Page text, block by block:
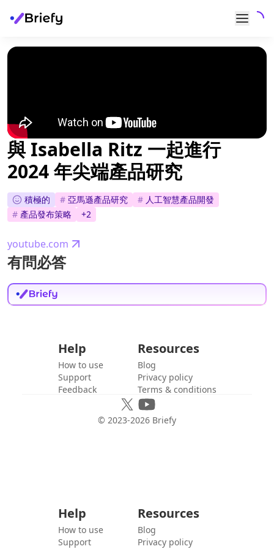
與 Isabella Ritz 一起進行
2024 年尖端產品研究
積極的 # 亞馬遜產品研究 # 人工智慧產品開發
# 產品發布策略 +2
youtube.com
有問必答
Help
How to use
Support
Feedback
Resources
Blog
Privacy policy
Terms & conditions
© 2023-2026 Briefy
Help
How to use
Support
Resources
Blog
Privacy policy